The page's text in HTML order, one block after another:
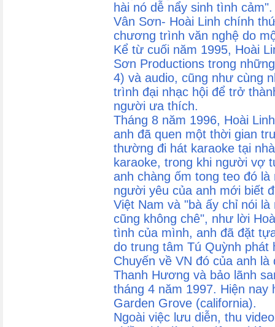
hài nó dễ nẩy sinh tình
Vân Sơn- Hoài Linh chính
chương trình văn nghệ do
Kể từ cuối năm 1995, Hoài
Sơn Productions trong
4) và audio, cũng như cùng
trình đại nhạc hội để trở
người ưa thích.
Tháng 8 năm 1996, Hoài
anh đã quen một thời gian
thường đi hát karaoke tại
karaoke, trong khi người vợ
anh chàng ốm tong teo đó
người yêu của anh mới biết
Việt Nam và "bà ấy chỉ nói
cũng không chê", như lời
tình của mình, anh đã đặt
do trung tâm Tú Quỳnh
Chuyến về VN đó của anh
Thanh Hương và bảo lãnh
tháng 4 năm 1997. Hiện
Garden Grove (california).
Ngoài việc lưu diễn, thu